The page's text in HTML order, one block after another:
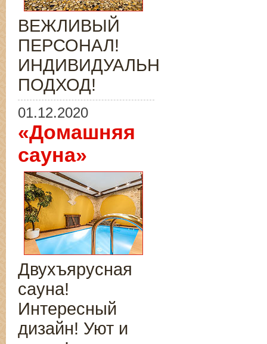
ВЕЖЛИВЫЙ
ПЕРСОНАЛ!
ИНДИВИДУАЛЬНЫЙ
ПОДХОД!
01.12.2020
«Домашняя
сауна»
Двухъярусная
сауна!
Интересный
дизайн! Уют и